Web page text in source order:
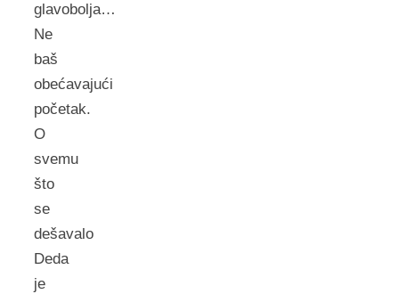
glavobolja…
Ne
baš
obećavajući
početak.
O
svemu
što
se
dešavalo
Deda
je